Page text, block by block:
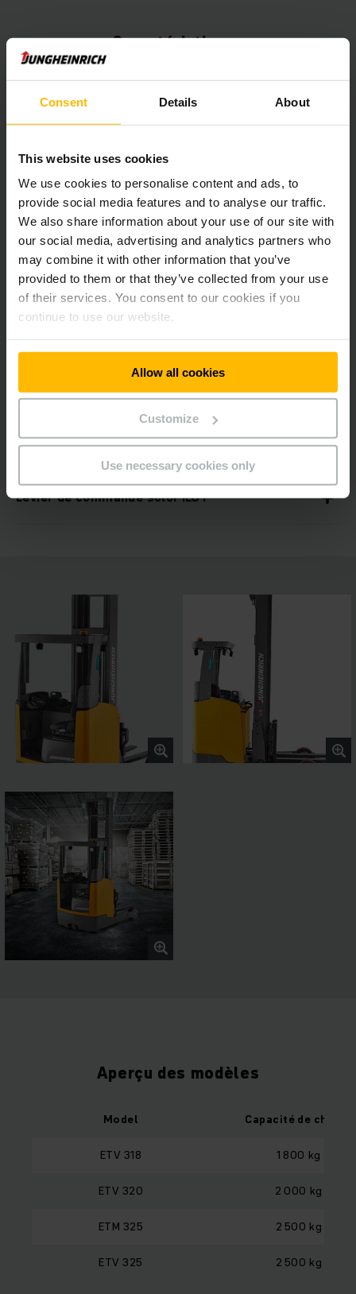
Consent Details About
This website uses cookies
We use cookies to personalise content and ads, to
provide social media features and to analyse our traffic.
We also share information about your use of our site with
our social media, advertising and analytics partners who
may combine it with other information that you’ve
provided to them or that they’ve collected from your use
of their services. You consent to our cookies if you
continue to use our website.
Allow all cookies
Customize
Use necessary cookies only
Caractéristiques
Disponible avec la technologie lithium-ion
Mât à haute performance
loweringPRO
Nombreux systèmes d'assistance et options
EasyAccess
Écran couleur 4 pouces
Packs d'équipement pour différentes
conditions d'utilisation
Levier de commande soloPILOT
Aperçu des modèles
Model Capacité de charge
ETV 318 1 800 kg
ETV 320 2 000 kg
ETM 325 2 500 kg
ETV 325 2 500 kg